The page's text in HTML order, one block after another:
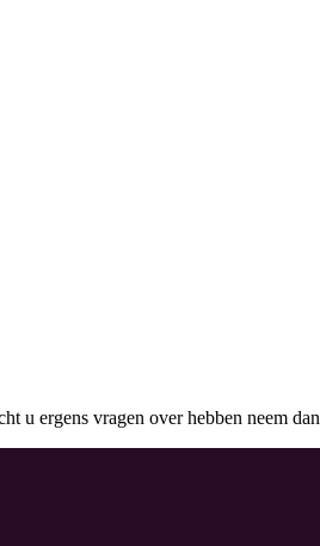
u ergens vragen over hebben neem dan